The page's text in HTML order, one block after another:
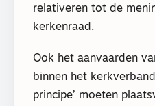
relativeren tot de
kerkenraad.
Ook het aanvaarden
binnen het
principe’ moeten